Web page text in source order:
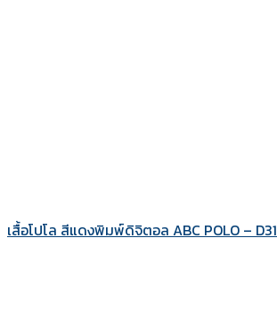
เสื้อโปโล สีแดงพิมพ์ดิจิตอล ABC POLO – D31